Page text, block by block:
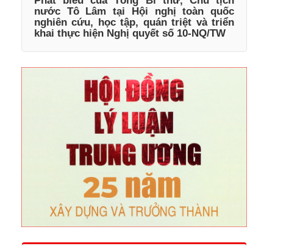
nước Tô Lâm tại Hội nghị toàn quốc
nghiên cứu, học tập, quán triệt và triển
khai thực hiện Nghị quyết số 10-NQ/TW